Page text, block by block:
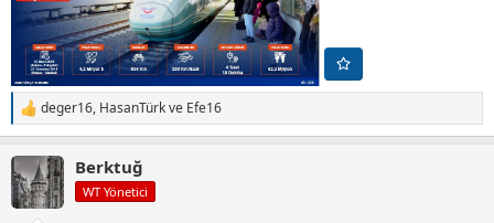
T
e
k
i
l
deger16, HasanTürkve Efe16
Berktuğ
WT Yönetici